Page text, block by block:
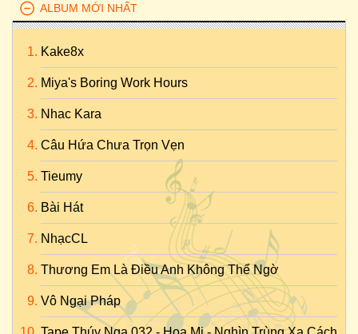
ALBUM MỚI NHẤT
Kake8x
Miya's Boring Work Hours
Nhac Kara
Câu Hứa Chưa Trọn Vẹn
Tieumy
Bài Hát
NhạcCL
Thương Em Là Điều Anh Không Thể Ngờ
Vô Ngại Pháp